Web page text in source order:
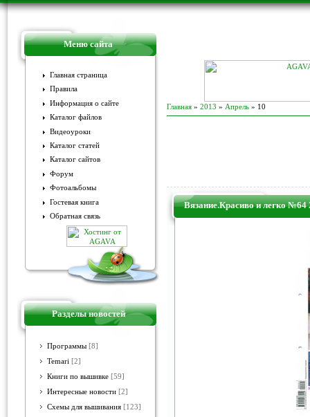
Меню сайта
Главная страница
Правила
Информация о сайте
Каталог файлов
Видеоуроки
Каталог статей
Каталог сайтов
Форум
Фотоальбомы
Гостевая книга
Обратная связь
Разделы новостей
Программы [8]
Temari [2]
Книги по вышивке [59]
Интересные новости [2]
Схемы для вышивания [123]
Главная » 2013 » Апрель » 10
Вязание.Красиво и легко №64